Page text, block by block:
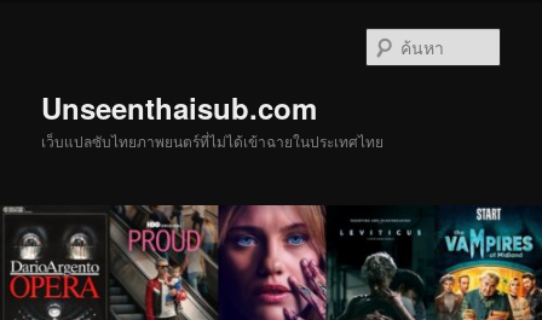
Unseenthaisub.com
เว็บแปลซับไทยภาพยนตร์ที่ไม่ได้เข้าฉายในประเทศไทย